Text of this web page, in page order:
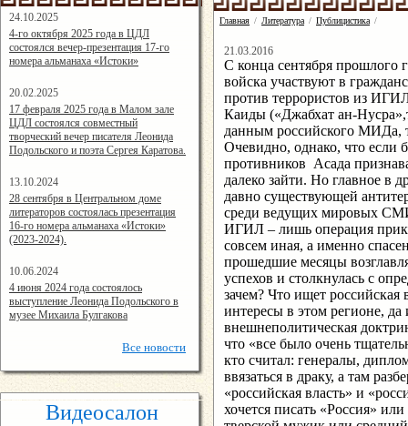
24.10.2025
16:19:07
4-го октября 2025 года в ЦДЛ
состоялся вечер-презентация 17-го
номера альманаха «Истоки»
20.02.2025
14:24:00
17 февраля 2025 года в Малом зале
ЦДЛ состоялся совместный
творческий вечер писателя Леонида
Подольского и поэта Сергея Каратова.
13.10.2024
14:08:11
28 сентября в Центральном доме
литераторов состоялась презентация
16-го номера альманаха «Истоки»
(2023-2024).
10.06.2024
15:02:44
4 июня 2024 года состоялось
выступление Леонида Подольского в
музее Михаила Булгакова
Все новости
Видеосалон
Главная / Литература / Публицистика /
21.03.2016
С конца сентября прошлого
войска участвуют в
против террористов из
Каиды («Джабхат ан-
данным российского МИДа,
Очевидно, однако, что если
противников Асада
далеко зайти. Но главное в
давно существующей
среди ведущих мировых
ИГИЛ – лишь операция
совсем иная, а именно
прошедшие месяцы
успехов и столкнулась с
зачем? Что ищет
интересы в этом регионе,
внешнеполитическая
что «все было очень
кто считал: генералы,
ввязаться в драку, а там
«российская власть» и
хочется писать «Россия»